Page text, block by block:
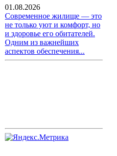
01.08.2026
Современное жилище — это
не только уют и комфорт, но
и здоровье его обитателей.
Одним из важнейших
аспектов обеспечения...